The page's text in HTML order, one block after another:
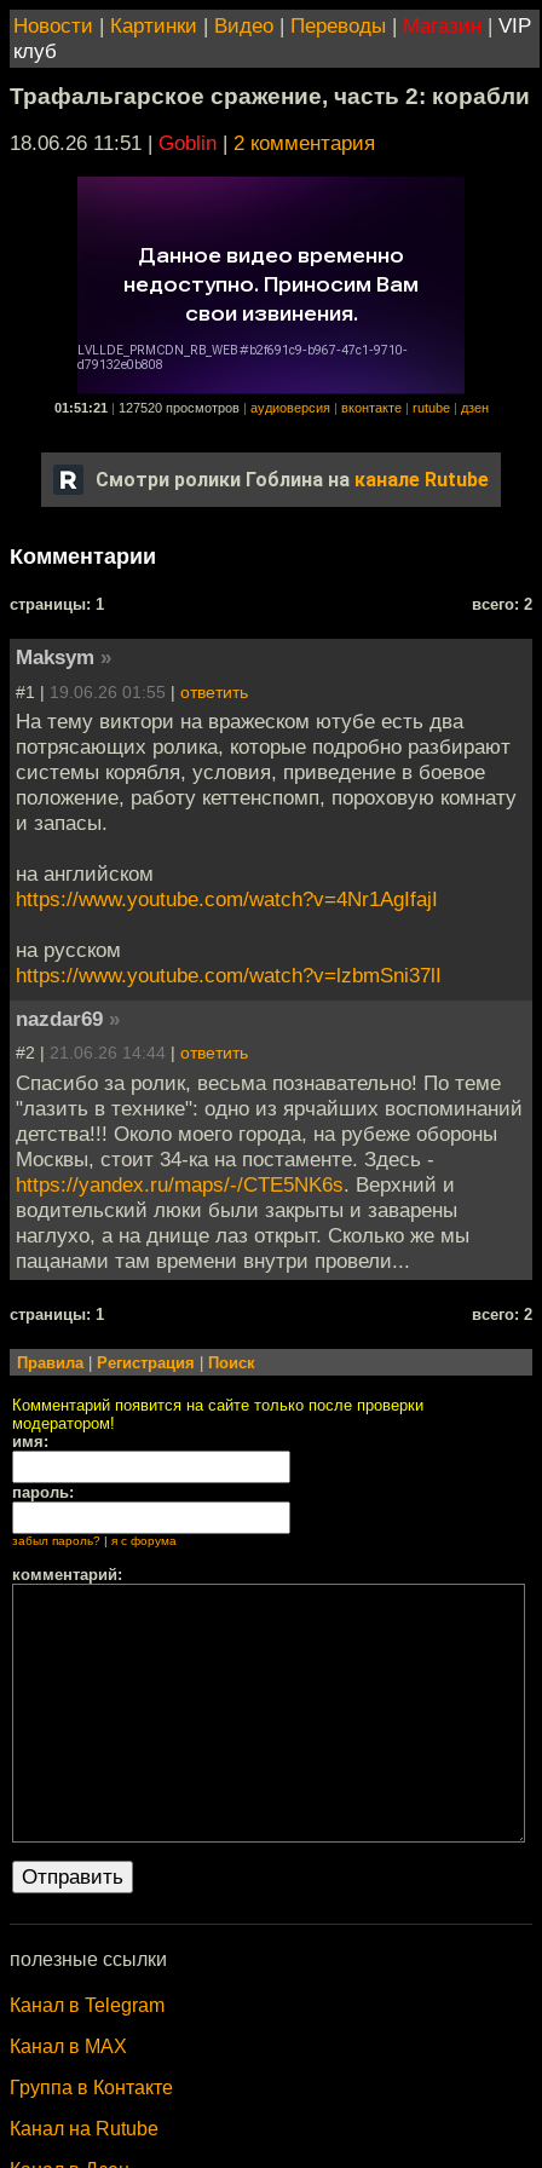
Новости | Картинки | Видео | Переводы | Магазин | VIP
клуб
Трафальгарское сражение, часть 2: корабли
18.06.26 11:51 | Goblin | 2 комментария
01:51:21 127520 просмотров аудиоверсия вконтакте rutube дзен
Смотри ролики Гоблина на канале Rutube
Комментарии
cтраницы: 1 всего: 2
Maksym »
#1 | 19.06.26 01:55 | ответить
На тему виктори на вражеском ютубе есть два
потрясающих ролика, которые подробно разбирают
системы корябля, условия, приведение в боевое
положение, работу кеттенспомп, пороховую комнату
и запасы.
на английском
https://www.youtube.com/watch?v=4Nr1AgIfajI
на русском
https://www.youtube.com/watch?v=lzbmSni37lI
nazdar69 »
#2 | 21.06.26 14:44 | ответить
Спасибо за ролик, весьма познавательно! По теме
"лазить в технике": одно из ярчайших воспоминаний
детства!!! Около моего города, на рубеже обороны
Москвы, стоит 34-ка на постаменте. Здесь -
https://yandex.ru/maps/-/CTE5NK6s. Верхний и
водительский люки были закрыты и заварены
наглухо, а на днище лаз открыт. Сколько же мы
пацанами там времени внутри провели...
cтраницы: 1 всего: 2
Правила| Регистрация Поиск
Комментарий появится на сайте только после проверки
модератором!
имя:
пароль:
забыл пароль? | я с форума
комментарий:
полезные ссылки
Канал в Telegram
Канал в MAX
Группа в Контакте
Канал на Rutube